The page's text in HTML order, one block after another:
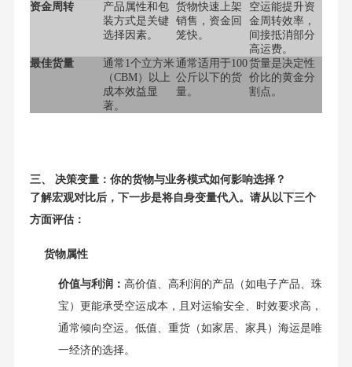
资金周转
产品属性和包
装方式是关键
选择因素。
货物快速上架
销售，资金回
笼快。
空运能提升资
金周转效率，
间接抵消部分
高运费。
最佳货量
通常1个立方米
（CBM）以上
成本效益显
著。
通常适用于100
公斤以下的货
量。
货量是决定性
价比的黄金分
割点。
三、 决策变量：你的货物与业务模式如何影响选择？
了解宏观对比后，下一步是将自身变量代入。请从以下三个
方面评估：
货物属性
价值与利润： 高价值、高利润的产品（如电子产品、珠
宝）更能承受空运成本，且对运输安全、时效要求高，
通常倾向空运。低值、重货（如家居、家具）海运是唯
一经济的选择。